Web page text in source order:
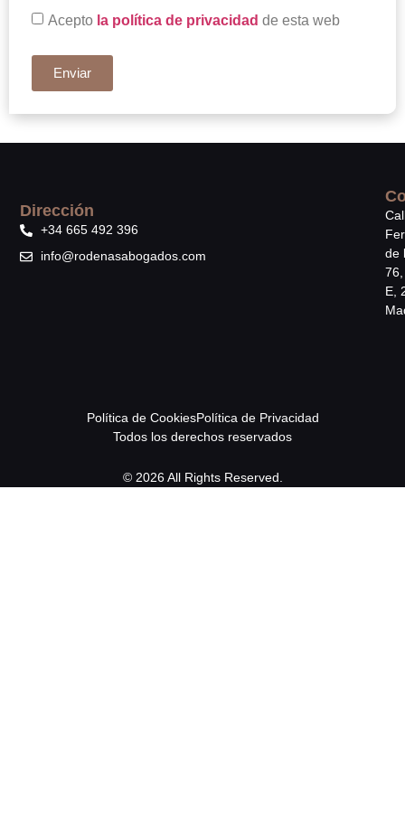
Acepto la política de privacidad de esta web
Enviar
de
E,
Dirección
+34 665 492 396
info@rodenasabogados.com
Política de CookiesPolítica de Privacidad
Todos los derechos reservados
© 2026 All Rights Reserved.